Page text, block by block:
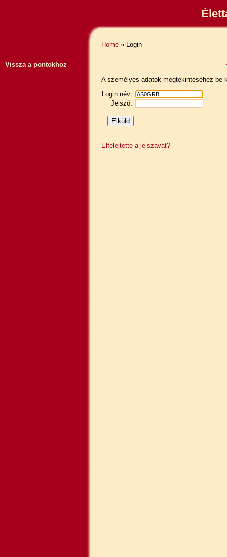
Vissza a pontokhoz
Home » Login
A személyes adatok megtekintéséhez be
Login név:
Jelszó:
Elfelejtette a jelszavát?